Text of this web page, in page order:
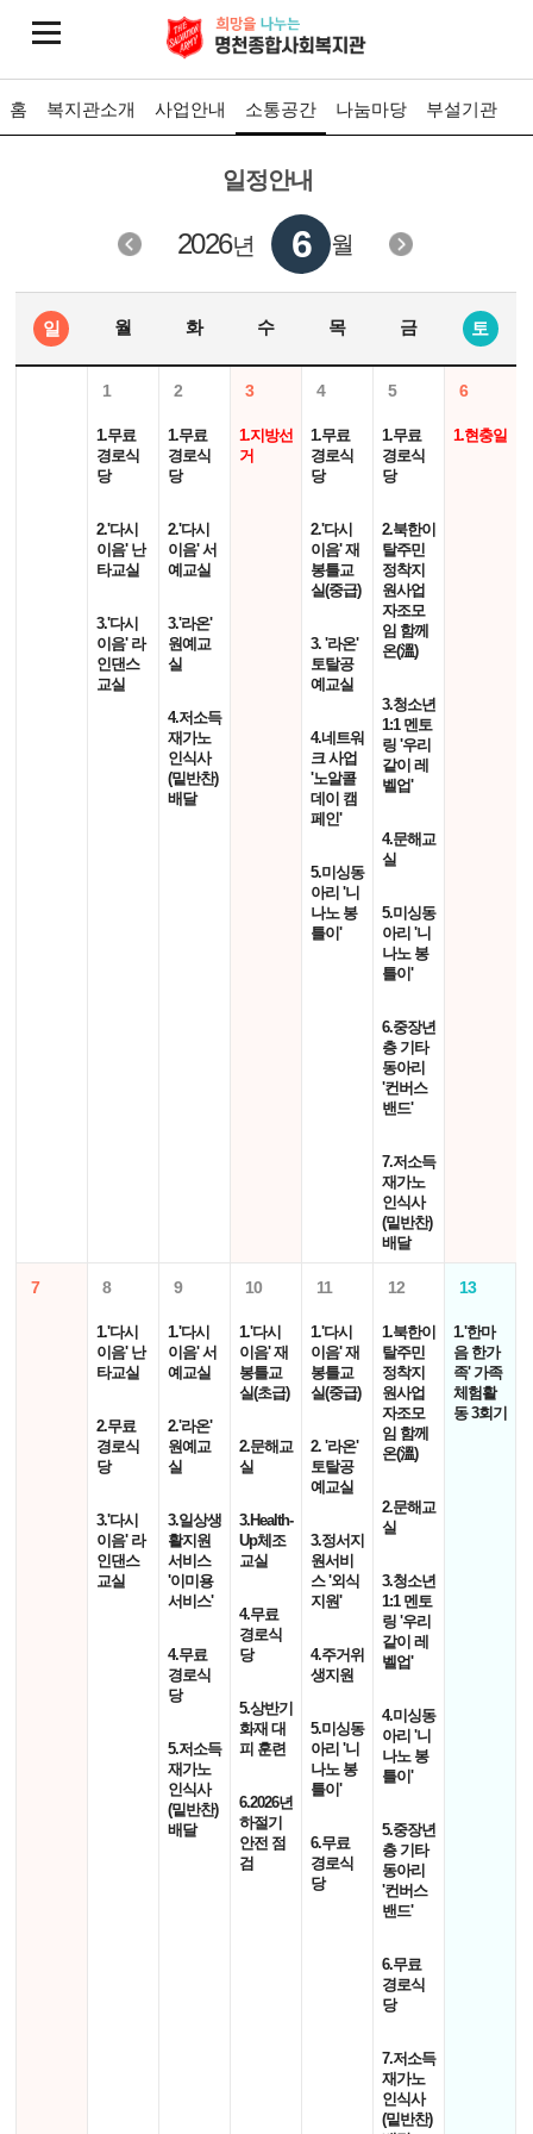
홈 복지관소개 사업안내 소통공간 나눔마당 부설기관
일정안내
2026년 6 월
일 월 화 수 목 금 토
1
1.무료
경로식
당
2.'다시
이음' 난
타교실
3.'다시
이음' 라
인댄스
교실
2
1.무료
경로식
당
2.'다시
이음' 서
예교실
3.'라온'
원예교
실
4.저소득
재가노
인식사
(밑반찬)
배달
3
1.지방선
거
4
1.무료
경로식
당
2.'다시
이음' 재
봉틀교
실(중급)
3. '라온'
토탈공
예교실
4.네트워
크 사업
'노알콜
데이 캠
페인'
5.미싱동
아리 '니
나노 봉
틀이'
5
1.무료
경로식
당
2.북한이
탈주민
정착지
원사업
자조모
임 함께
온(溫)
3.청소년
1:1 멘토
링 '우리
같이 레
벨업'
4.문해교
실
5.미싱동
아리 '니
나노 봉
틀이'
6.중장년
층 기타
동아리
'컨버스
밴드'
7.저소득
재가노
인식사
(밑반찬)
배달
6
1.현충일
7 8
1.'다시
이음' 난
타교실
2.무료
경로식
당
3.'다시
이음' 라
인댄스
교실
9
1.'다시
이음' 서
예교실
2.'라온'
원예교
실
3.일상생
활지원
서비스
'이미용
서비스'
4.무료
경로식
당
5.저소득
재가노
인식사
(밑반찬)
배달
10
1.'다시
이음' 재
봉틀교
실(초급)
2.문해교
실
3.Health-
Up체조
교실
4.무료
경로식
당
5.상반기
화재 대
피 훈련
6.2026년
하절기
안전 점
검
11
1.'다시
이음' 재
봉틀교
실(중급)
2. '라온'
토탈공
예교실
3.정서지
원서비
스 '외식
지원'
4.주거위
생지원
5.미싱동
아리 '니
나노 봉
틀이'
6.무료
경로식
당
12
1.북한이
탈주민
정착지
원사업
자조모
임 함께
온(溫)
2.문해교
실
3.청소년
1:1 멘토
링 '우리
같이 레
벨업'
4.미싱동
아리 '니
나노 봉
틀이'
5.중장년
층 기타
동아리
'컨버스
밴드'
6.무료
경로식
당
7.저소득
재가노
인식사
(밑반찬)
13
1.'한마
음 한가
족' 가족
체험활
동 3회기